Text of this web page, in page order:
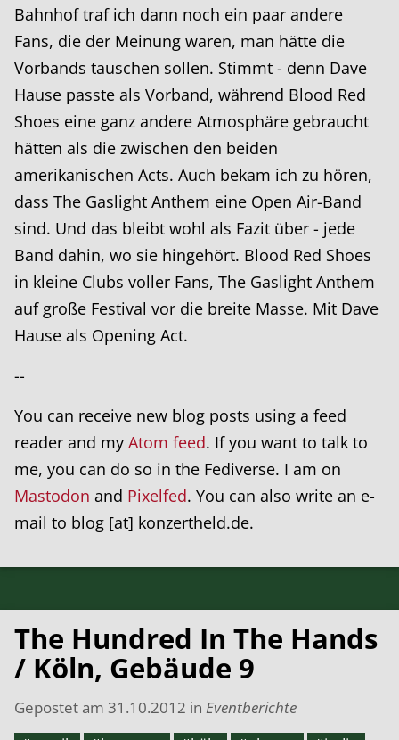
Bahnhof traf ich dann noch ein paar andere
Fans, die der Meinung waren, man hätte die
Vorbands tauschen sollen. Stimmt - denn Dave
Hause passte als Vorband, während Blood Red
Shoes eine ganz andere Atmosphäre gebraucht
hätten als die zwischen den beiden
amerikanischen Acts. Auch bekam ich zu hören,
dass The Gaslight Anthem eine Open Air-Band
sind. Und das bleibt wohl als Fazit über - jede
Band dahin, wo sie hingehört. Blood Red Shoes
in kleine Clubs voller Fans, The Gaslight Anthem
auf große Festival vor die breite Masse. Mit Dave
Hause als Opening Act.
--
You can receive new blog posts using a feed
reader and my Atom feed. If you want to talk to
me, you can do so in the Fediverse. I am on
Mastodon and Pixelfed. You can also write an e-
mail to blog [at] konzertheld.de.
The Hundred In The Hands
/ Köln, Gebäude 9
Gepostet am 31.10.2012 in Eventberichte